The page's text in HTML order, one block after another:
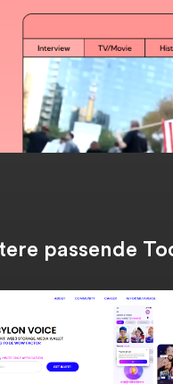
passende